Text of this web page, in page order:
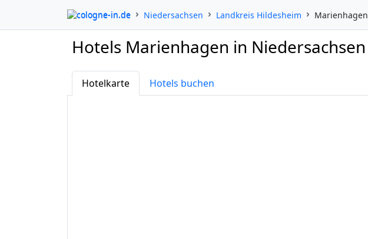
cologne-in.de Niedersachsen Landkreis Hildesheim Marienhagen
Hotels Marienhagen in Niedersachsen
Hotelkarte Hotels buchen